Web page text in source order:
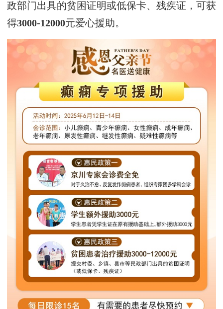
政部门出具的贫困证明或低保卡、残疾证，可获
得3000-12000元爱心援助。